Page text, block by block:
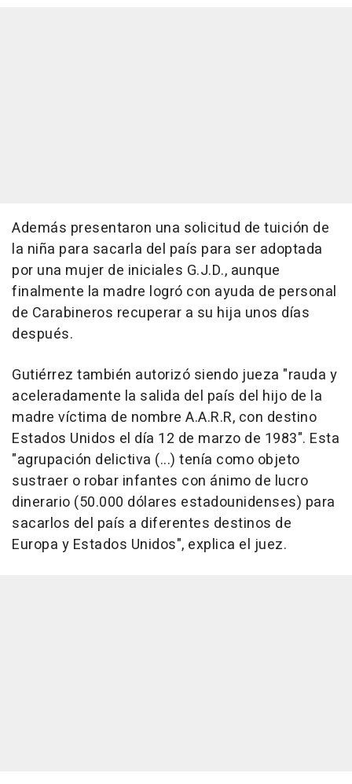
Además presentaron una solicitud de tuición de
la niña para sacarla del país para ser adoptada
por una mujer de iniciales G.J.D., aunque
finalmente la madre logró con ayuda de personal
de Carabineros recuperar a su hija unos días
después.
Gutiérrez también autorizó siendo jueza "rauda y
aceleradamente la salida del país del hijo de la
madre víctima de nombre A.A.R.R, con destino
Estados Unidos el día 12 de marzo de 1983". Esta
"agrupación delictiva (...) tenía como objeto
sustraer o robar infantes con ánimo de lucro
dinerario (50.000 dólares estadounidenses) para
sacarlos del país a diferentes destinos de
Europa y Estados Unidos", explica el juez.